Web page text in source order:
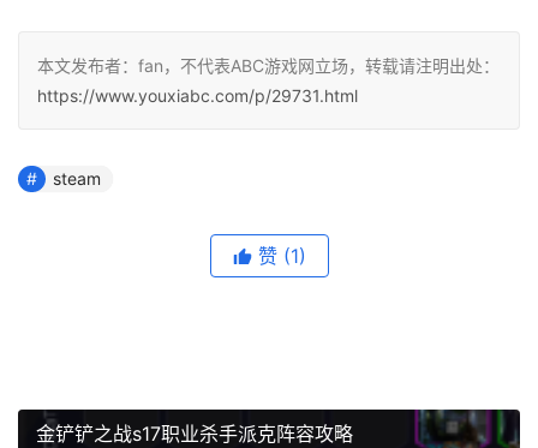
本文发布者：fan，不代表ABC游戏网立场，转载请注明出处：
https://www.youxiabc.com/p/29731.html
steam
赞 (1)
金铲铲之战s17职业杀手派克阵容攻略